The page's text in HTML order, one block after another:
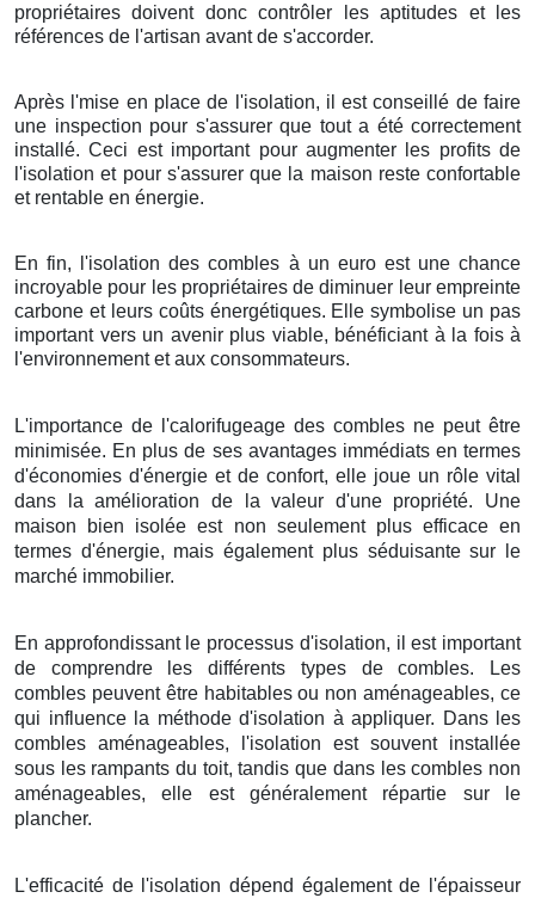
propriétaires doivent donc contrôler les aptitudes et les
références de l'artisan avant de s'accorder.
Après l'mise en place de l'isolation, il est conseillé de faire
une inspection pour s'assurer que tout a été correctement
installé. Ceci est important pour augmenter les profits de
l'isolation et pour s'assurer que la maison reste confortable
et rentable en énergie.
En fin, l'isolation des combles à un euro est une chance
incroyable pour les propriétaires de diminuer leur empreinte
carbone et leurs coûts énergétiques. Elle symbolise un pas
important vers un avenir plus viable, bénéficiant à la fois à
l'environnement et aux consommateurs.
L'importance de l'calorifugeage des combles ne peut être
minimisée. En plus de ses avantages immédiats en termes
d'économies d'énergie et de confort, elle joue un rôle vital
dans la amélioration de la valeur d'une propriété. Une
maison bien isolée est non seulement plus efficace en
termes d'énergie, mais également plus séduisante sur le
marché immobilier.
En approfondissant le processus d'isolation, il est important
de comprendre les différents types de combles. Les
combles peuvent être habitables ou non aménageables, ce
qui influence la méthode d'isolation à appliquer. Dans les
combles aménageables, l'isolation est souvent installée
sous les rampants du toit, tandis que dans les combles non
aménageables, elle est généralement répartie sur le
plancher.
L'efficacité de l'isolation dépend également de l'épaisseur